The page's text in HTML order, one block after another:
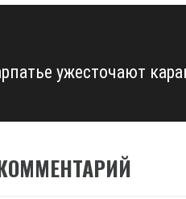
ужесточают